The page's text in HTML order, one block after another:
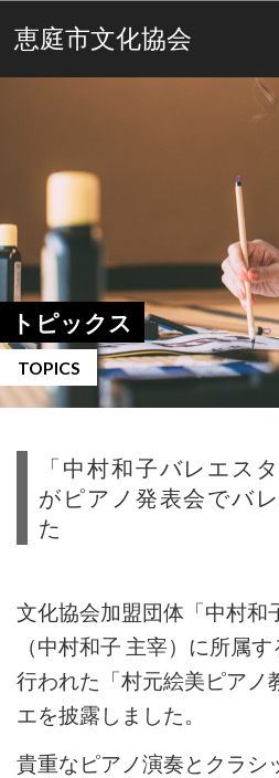
恵庭市文化協会
トピックス
TOPICS
「中村和子バレエス
がピアノ発表会でバ
た
文化協会加盟団体「中村和
（中村和子 主宰）に所属
行われた「村元絵美ピアノ
エを披露しました。
貴重なピアノ演奏とクラシ